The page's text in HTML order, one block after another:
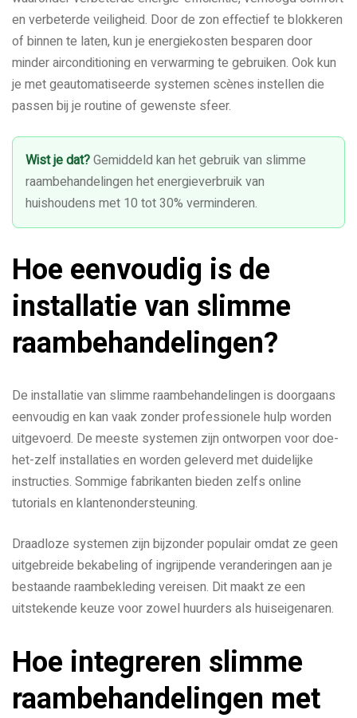
en verbeterde veiligheid. Door de zon effectief te blokkeren
of binnen te laten, kun je energiekosten besparen door
minder airconditioning en verwarming te gebruiken. Ook kun
je met geautomatiseerde systemen scènes instellen die
passen bij je routine of gewenste sfeer.
Wist je dat?Gemiddeld kan het gebruik van slimme
raambehandelingen het energieverbruik van
huishoudens met 10 tot 30% verminderen.
Hoe eenvoudig is de
installatie van slimme
raambehandelingen?
De installatie van slimme raambehandelingen is doorgaans
eenvoudig en kan vaak zonder professionele hulp worden
uitgevoerd. De meeste systemen zijn ontworpen voor doe-
het-zelf installaties en worden geleverd met duidelijke
instructies. Sommige fabrikanten bieden zelfs online
tutorials en klantenondersteuning.
Draadloze systemen zijn bijzonder populair omdat ze geen
uitgebreide bekabeling of ingrijpende veranderingen aan je
bestaande raambekleding vereisen. Dit maakt ze een
uitstekende keuze voor zowel huurders als huiseigenaren.
Hoe integreren slimme
raambehandelingen met